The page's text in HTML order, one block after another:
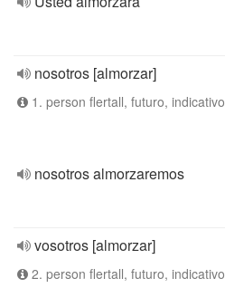
nosotros [almorzar]
1. person flertall, futuro, indicativo
nosotros almorzaremos
vosotros [almorzar]
2. person flertall, futuro, indicativo